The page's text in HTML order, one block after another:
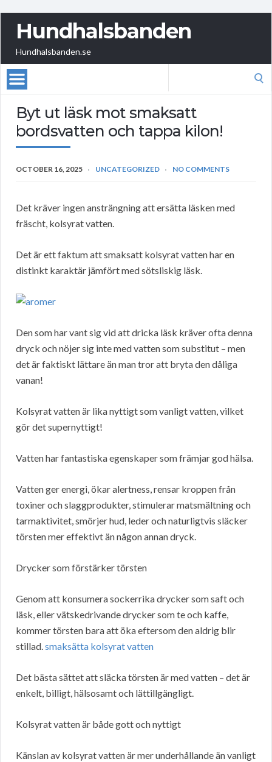
Hundhalsbanden
Hundhalsbanden.se
Byt ut läsk mot smaksatt
bordsvatten och tappa kilon!
OCTOBER 16, 2025 UNCATEGORIZED NO COMMENTS
Det kräver ingen ansträngning att ersätta läsken med
fräscht, kolsyrat vatten.
Det är ett faktum att smaksatt kolsyrat vatten har en
distinkt karaktär jämfört med sötsliskig läsk.
Den som har vant sig vid att dricka läsk kräver ofta denna
dryck och nöjer sig inte med vatten som substitut – men
det är faktiskt lättare än man tror att bryta den dåliga
vanan!
Kolsyrat vatten är lika nyttigt som vanligt vatten, vilket
gör det supernyttigt!
Vatten har fantastiska egenskaper som främjar god hälsa.
Vatten ger energi, ökar alertness, rensar kroppen från
toxiner och slaggprodukter, stimulerar matsmältning och
tarmaktivitet, smörjer hud, leder och naturligtvis släcker
törsten mer effektivt än någon annan dryck.
Drycker som förstärker törsten
Genom att konsumera sockerrika drycker som saft och
läsk, eller vätskedrivande drycker som te och kaffe,
kommer törsten bara att öka eftersom den aldrig blir
stillad.smaksätta kolsyrat vatten
Det bästa sättet att släcka törsten är med vatten – det är
enkelt, billigt, hälsosamt och lättillgängligt.
Kolsyrat vatten är både gott och nyttigt
Känslan av kolsyrat vatten är mer underhållande än vanligt